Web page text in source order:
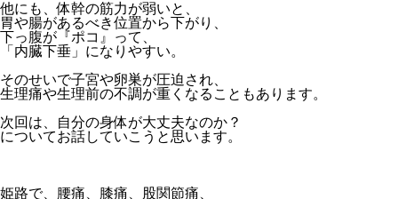
他にも、体幹の筋力が弱いと、
胃や腸があるべき位置から下がり、
下っ腹が『ポコ』って、
「内臓下垂」になりやすい。
そのせいで子宮や卵巣が圧迫され、
生理痛や生理前の不調が重くなることもあります。
次回は、自分の身体が大丈夫なのか？
についてお話していこうと思います。
姫路で、腰痛、膝痛、股関節痛、